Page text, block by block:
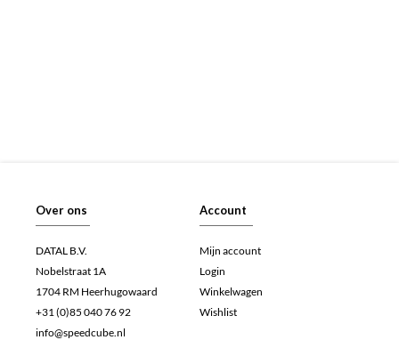
Over ons
DATAL B.V.
Nobelstraat 1A
1704 RM Heerhugowaard
+31 (0)85 040 76 92
info@speedcube.nl
Account
Mijn account
Login
Winkelwagen
Wishlist